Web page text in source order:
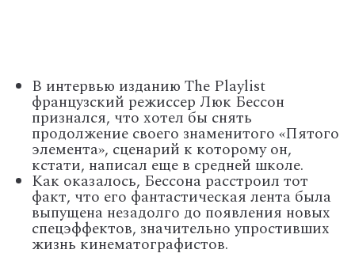
В интервью изданию The Playlist
французский режиссер Люк Бессон
признался, что хотел бы снять
продолжение своего знаменитого «Пятого
элемента», сценарий к которому он,
кстати, написал еще в средней школе.
Как оказалось, Бессона расстроил тот
факт, что его фантастическая лента была
выпущена незадолго до появления новых
спецэффектов, значительно упростивших
жизнь кинематографистов.